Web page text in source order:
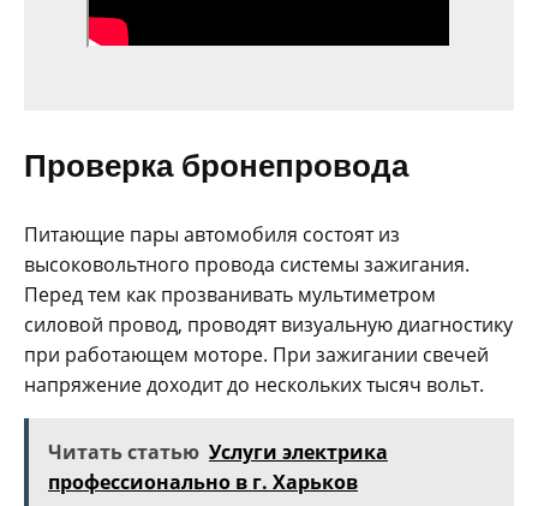
Проверка бронепровода
Питающие пары автомобиля состоят из
высоковольтного провода системы зажигания.
Перед тем как прозванивать мультиметром
силовой провод, проводят визуальную диагностику
при работающем моторе. При зажигании свечей
напряжение доходит до нескольких тысяч вольт.
Читать статью Услуги электрика
профессионально в г. Харьков